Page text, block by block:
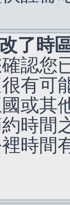
了時
認您
有可
或其
約時間
時間